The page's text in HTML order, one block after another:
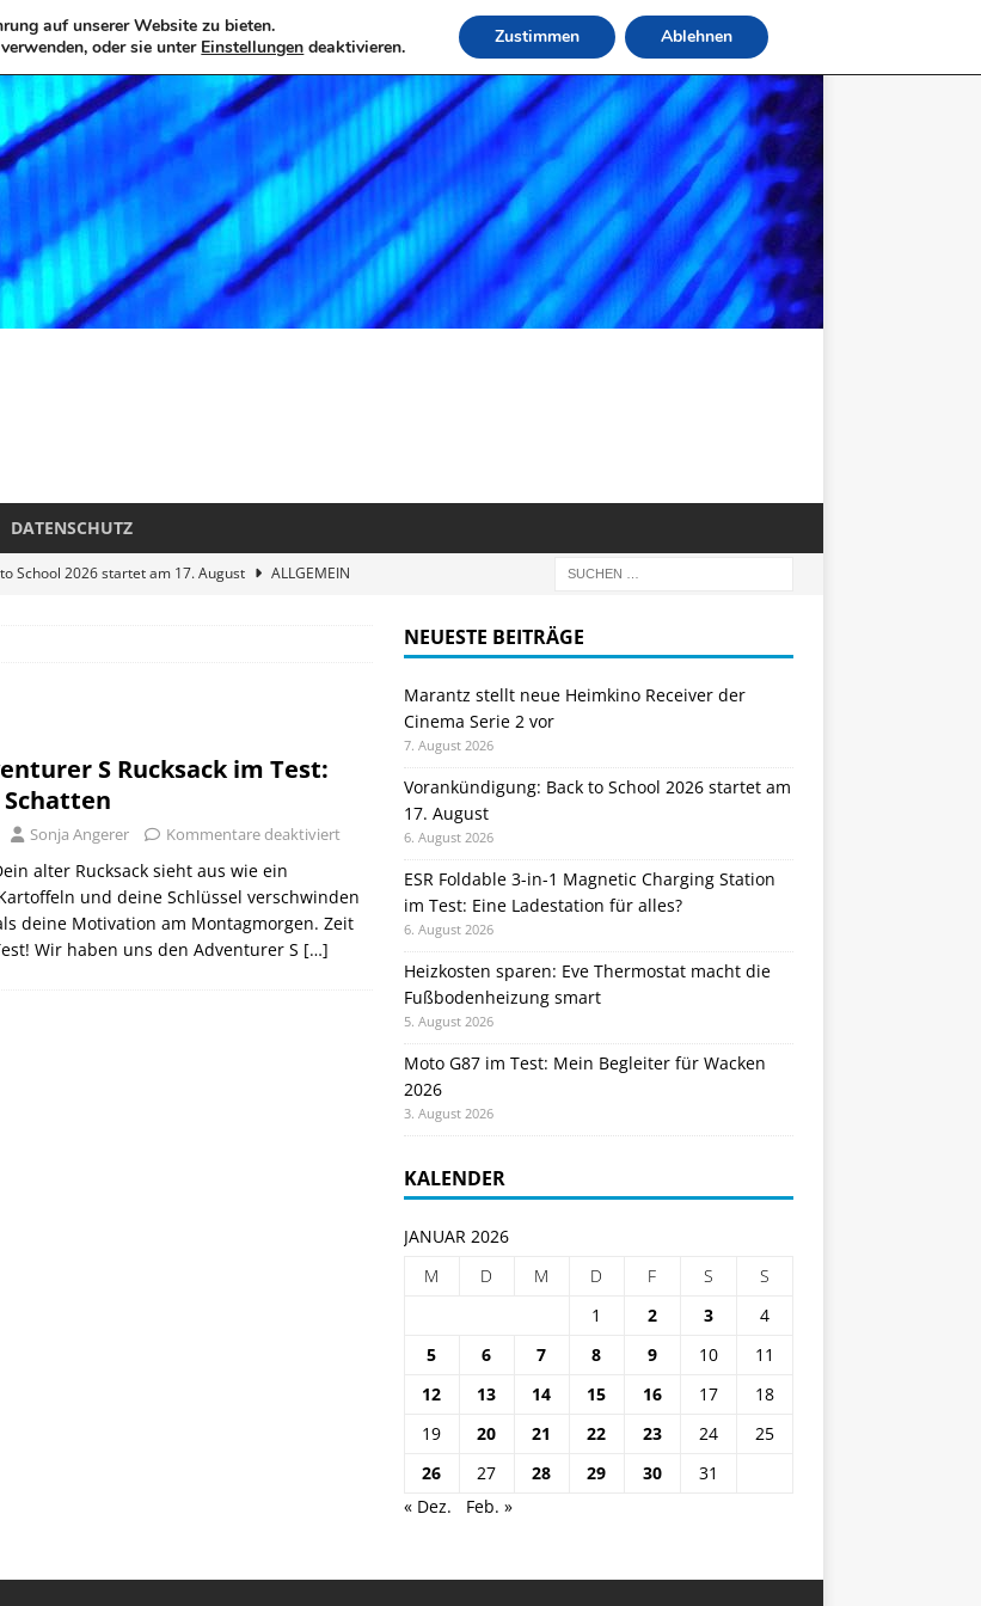
DATENSCHUTZ
School 2026 startet am 17. August
ALLGEMEIN
Thermostat macht die Fußbodenheizung smart
Begleiter für Wacken 2026
TELEFON
S Rucksack im Test:
Sonja Angerer Kommentare deaktiviert
alter Rucksack sieht aus wie ein
und deine Schlüssel verschwinden
deine Motivation am Montagmorgen. Zeit
Wir haben uns den Adventurer S […]
NEUESTE BEITRÄGE
Marantz stellt neue Heimkino Receiver der
Cinema Serie 2 vor
7. August 2026
Vorankündigung: Back to School 2026 startet am
17. August
6. August 2026
ESR Foldable 3-in-1 Magnetic Charging Station
im Test: Eine Ladestation für alles?
6. August 2026
Heizkosten sparen: Eve Thermostat macht die
Fußbodenheizung smart
5. August 2026
Moto G87 im Test: Mein Begleiter für Wacken
2026
3. August 2026
KALENDER
JANUAR 2026
M
D M D F S
S
1
2 3
4
5
6 7 8 9 10
11
12
13 14 15 16 17
18
19
20 21 22 23 24
25
26
27 28 29 30
31
« Dez.
Feb. »
auf unserer Website zu bieten.
oder sie unter Einstellungen deaktivieren. Zustimmen Ablehnen